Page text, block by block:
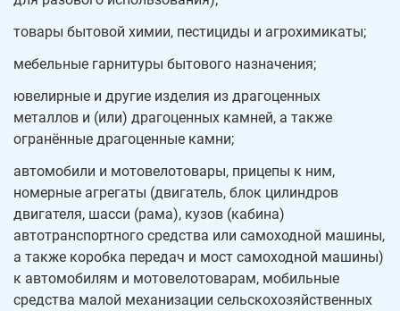
товары бытовой химии, пестициды и агрохимикаты;
мебельные гарнитуры бытового назначения;
ювелирные и другие изделия из драгоценных
металлов и (или) драгоценных камней, а также
огранённые драгоценные камни;
автомобили и мотовелотовары, прицепы к ним,
номерные агрегаты (двигатель, блок цилиндров
двигателя, шасси (рама), кузов (кабина)
автотранспортного средства или самоходной машины,
а также коробка передач и мост самоходной машины)
к автомобилям и мотовелотоварам, мобильные
средства малой механизации сельскохозяйственных